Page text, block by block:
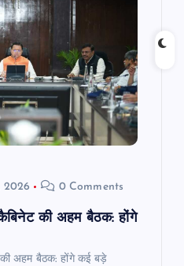
2026 0 Comments
की अहम बैठक: होंगे
अहम बैठक: होंगे कई बड़े